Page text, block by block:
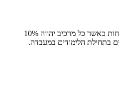
ציון המעבדה יכיל שני מרכיבים לפחות כאשר כל מרכיב יהווה 10%
בתחילת הלימודים במעבדה.